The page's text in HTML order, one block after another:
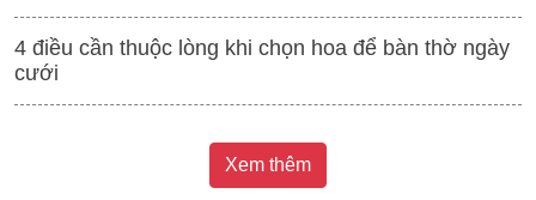
4 điều cần thuộc lòng khi chọn hoa để bàn thờ ngày
cưới
Xem thêm